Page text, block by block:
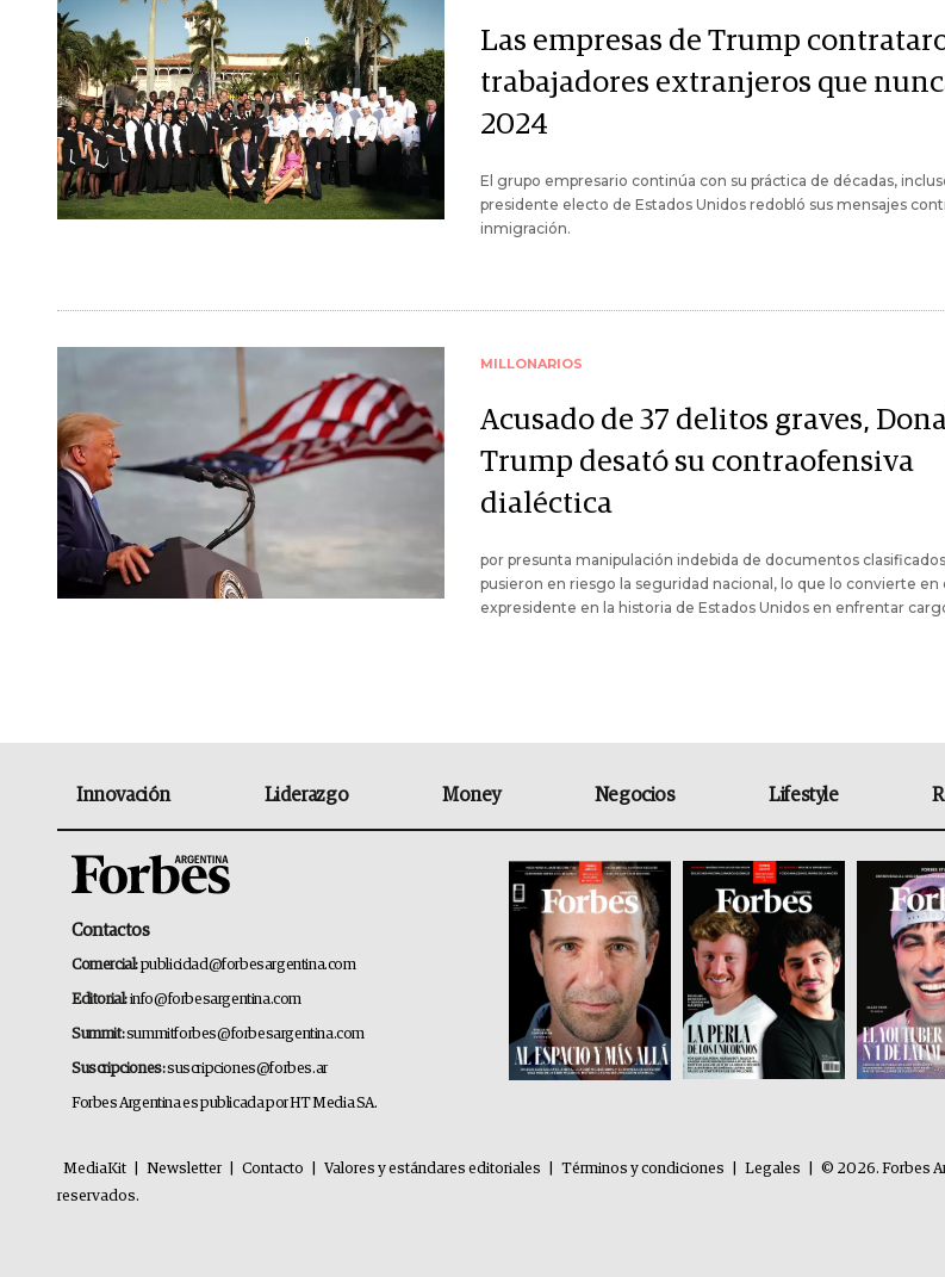
Las empresas de Trump
trabajadores extranjeros que
2024
El grupo empresario continúa con su práctica de décadas,
presidente electo de Estados Unidos redobló sus mensajes
inmigración.
MILLONARIOS
Acusado de 37 delitos graves,
Trump desató su contraofensiva
dialéctica
por presunta manipulación indebida de documentos
pusieron en riesgo la seguridad nacional, lo que lo convierte en
expresidente en la historia de Estados Unidos en enfrentar
Innovación Liderazgo Money Negocios Lifestyle
Contactos
Comercial:publicidad@forbesargentina.com
Editorial:info@forbesargentina.com
Summit:summitforbes@forbesargentina.com
Suscripciones:suscripciones@forbes.ar
Forbes Argentina es publicada por HT Media SA.
MediaKit Newsletter Contacto Valores y estándares editoriales Términos y condiciones Legales
© 2026. Forbes
reservados.